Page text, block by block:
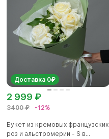
Доставка 0₽
3400 ₽ -12%
2 999 ₽
Букет из кремовых французских
роз и альстромерии - S в...